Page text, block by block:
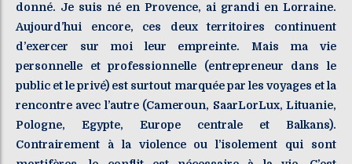
donné. Je suis né en Provence, ai grandi en Lorraine.
Aujourd’hui encore, ces deux territoires continuent
d’exercer sur moi leur empreinte. Mais ma vie
personnelle et professionnelle (entrepreneur dans le
public et le privé) est surtout marquée par les voyages et la
rencontre avec l’autre (Cameroun, SaarLorLux, Lituanie,
Pologne, Egypte, Europe centrale et Balkans).
Contrairement à la violence ou l’isolement qui sont